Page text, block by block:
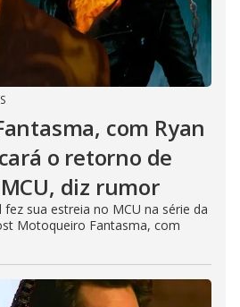
com Ryan
o retorno de
diz rumor
sua estreia no MCU na série da
Motoqueiro Fantasma, com